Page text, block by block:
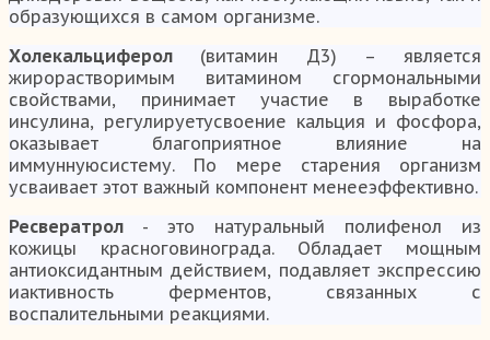
образующихся в самом организме.
Холекальциферол (витамин Д3) – является
жирорастворимым витамином сгормональными
свойствами, принимает участие в выработке
инсулина, регулируетусвоение кальция и фосфора,
оказывает благоприятное влияние на
иммуннуюсистему. По мере старения организм
усваивает этот важный компонент менееэффективно.
Ресвератрол - это натуральный полифенол из
кожицы красноговинограда. Обладает мощным
антиоксидантным действием, подавляет экспрессию
иактивность ферментов, связанных с
воспалительными реакциями.